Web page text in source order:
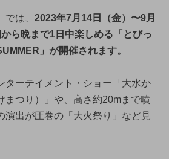
では、 2023年7月14日（金）〜9月
ら晩まで1日中楽しめる「とびっ
」が開催されます。
ターテイメント・ショー「大水か
まつり）」や、高さ約20mまで噴
演出が圧巻の「大火祭り」など見